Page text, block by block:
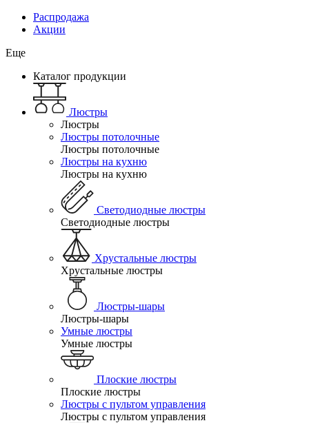
Распродажа
Акции
Еще
Каталог продукции
Люстры
Люстры
Люстры потолочные
Люстры потолочные
Люстры на кухню
Люстры на кухню
Светодиодные люстры
Светодиодные люстры
Хрустальные люстры
Хрустальные люстры
Люстры-шары
Люстры-шары
Умные люстры
Умные люстры
Плоские люстры
Плоские люстры
Люстры с пультом управления
Люстры с пультом управления